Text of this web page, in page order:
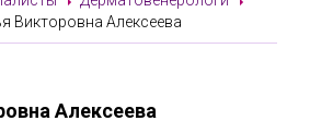
Викторовна Алексеева
Алексеева